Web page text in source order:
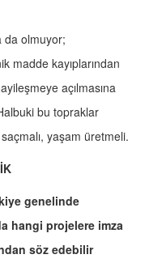
da olmuyor;
madde kayıplarından
açılmasına
bu topraklar
yaşam üretmeli.
genelinde
hangi projelere imza
söz edebilir